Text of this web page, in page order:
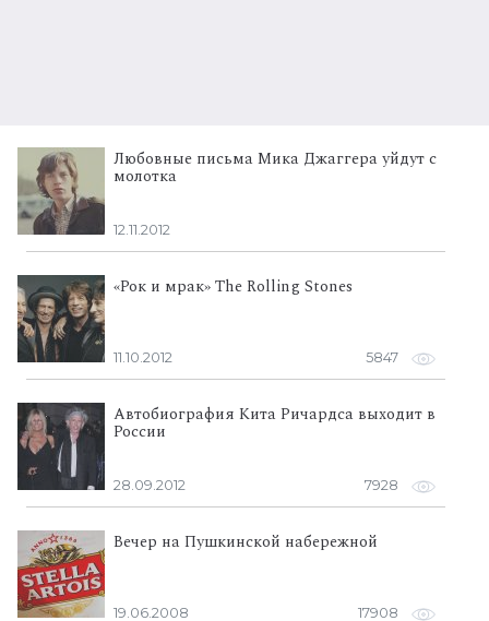
Любовные письма Мика Джаггера уйдут с
молотка
12.11.2012
«Рок и мрак» The Rolling Stones
11.10.2012 5847
Автобиография Кита Ричардса выходит в
России
28.09.2012 7928
Вечер на Пушкинской набережной
19.06.2008 17908